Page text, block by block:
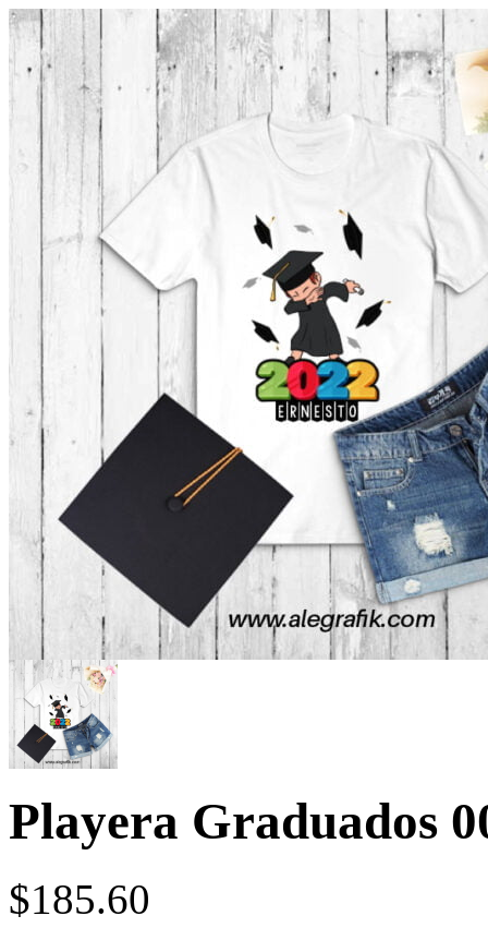
Playera Graduados
$185.60